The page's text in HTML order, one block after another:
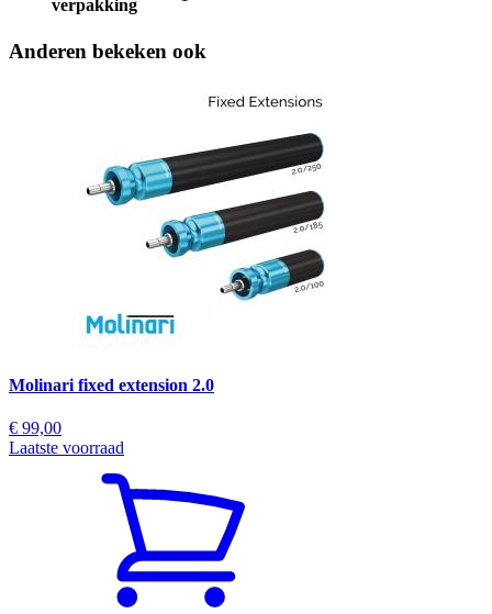
verpakking
Anderen bekeken ook
Molinari fixed extension 2.0
€ 99,00
Laatste voorraad